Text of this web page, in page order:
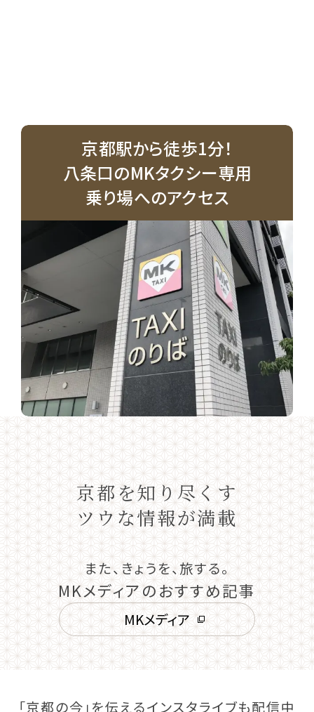
京都駅から徒歩1分！
八条口のMKタクシー専用
乗り場へのアクセス
京都を知り尽くす
ツウな情報が満載
また、きょうを、旅する。
MKメディアのおすすめ記事
MKメディア
「京都の今」を伝えるインスタライブも配信中